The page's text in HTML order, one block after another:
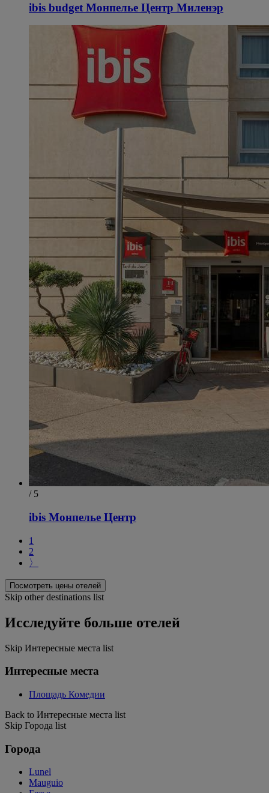
ibis budget Монпелье Центр Миленэр
/ 5
ibis Монпелье Центр
1
2
〉
Посмотреть цены отелей
Skip other destinations list
Исследуйте больше отелей
Skip Интересные места list
Интересные места
Площадь Комедии
Back to Интересные места list
Skip Города list
Города
Lunel
Mauguio